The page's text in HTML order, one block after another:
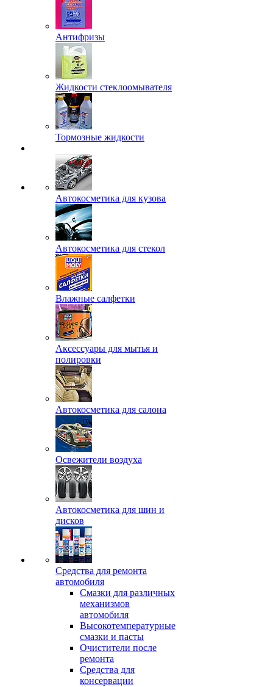
Антифризы
Жидкости стеклоомывателя
Тормозные жидкости
Автокосметика для кузова
Автокосметика для стекол
Влажные салфетки
Аксессуары для мытья и
полировки
Автокосметика для салона
Освежители воздуха
Автокосметика для шин и
дисков
Средства для ремонта
автомобиля
Смазки для различных
механизмов
автомобиля
Высокотемпературные
смазки и пасты
Очистители после
ремонта
Средства для
консервации